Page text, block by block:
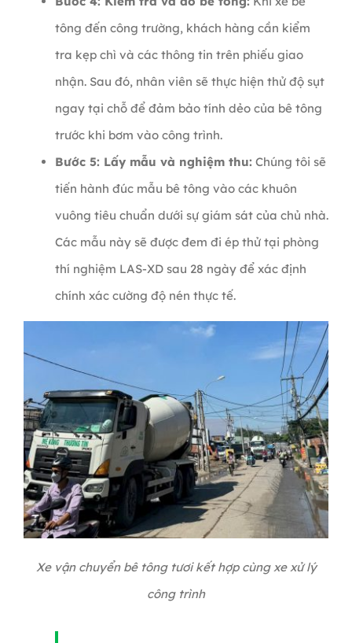
tông đến công trường, khách hàng cần kiểm
tra kẹp chì và các thông tin trên phiếu giao
nhận. Sau đó, nhân viên sẽ thực hiện thử độ sụt
ngay tại chỗ để đảm bảo tính dẻo của bê tông
trước khi bơm vào công trình.
Bước 5: Lấy mẫu và nghiệm thu: Chúng tôi sẽ
tiến hành đúc mẫu bê tông vào các khuôn
vuông tiêu chuẩn dưới sự giám sát của chủ nhà.
Các mẫu này sẽ được đem đi ép thử tại phòng
thí nghiệm LAS-XD sau 28 ngày để xác định
chính xác cường độ nén thực tế.
Xe vận chuyển bê tông tươi kết hợp cùng xe xử lý
công trình